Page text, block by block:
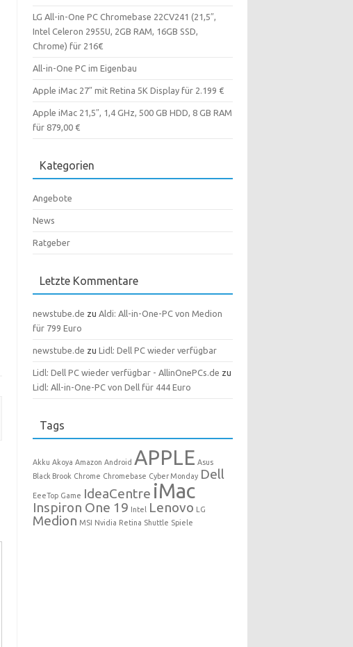
LG All-in-One PC Chromebase 22CV241 (21,5″,
Intel Celeron 2955U, 2GB RAM, 16GB SSD,
Chrome) für 216€
All-in-One PC im Eigenbau
Apple iMac 27″ mit Retina 5K Display für 2.199 €
Apple iMac 21,5″, 1,4 GHz, 500 GB HDD, 8 GB RAM
für 879,00 €
Kategorien
Angebote
News
Ratgeber
Letzte Kommentare
newstube.de zu Aldi: All-in-One-PC von Medion
für 799 Euro
newstube.de zu Lidl: Dell PC wieder verfügbar
Lidl: Dell PC wieder verfügbar - AllinOnePCs.de zu
Lidl: All-in-One-PC von Dell für 444 Euro
Tags
Akku Akoya Amazon Android APPLE Asus
Black Brook Chrome Chromebase Cyber Monday Dell
EeeTop Game IdeaCentre iMac
Inspiron One 19 Intel Lenovo LG
Medion MSI Nvidia Retina Shuttle Spiele